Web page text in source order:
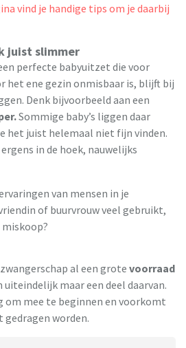
vind je handige tips om je daarbij
juist slimmer
perfecte babyuitzet die voor
het ene gezin onmisbaar is, blijft bij
Denk bijvoorbeeld aan een
Sommige baby’s liggen daar
het juist helemaal niet fijn vinden.
in de hoek, nauwelijks
van mensen in je
of buurvrouw veel gebruikt,
al een grote voorraad
maar een deel daarvan.
om mee te beginnen en voorkomt
worden.